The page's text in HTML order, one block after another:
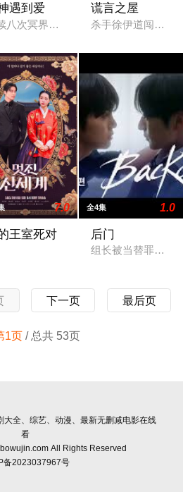
遇到爱
八次冥界考试失败的菜鸟死神智汉，
谎言之屋
杀手徐伊道闯入许
局而失去父母的不知名演员利用
7.0
王室死对
全4集 1.0
后门
组长被当替罪羊准
下一页 最后页
1页/ 总共 53页
大全、综艺、动漫、最新无删减电影在线
看
All Rights Reserved
备2023037967号